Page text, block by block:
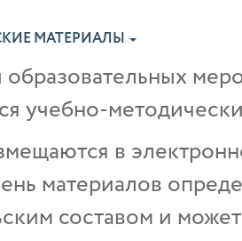
МАТЕРИАЛЫ
образовательных
учебно-
в
материалов
составом и